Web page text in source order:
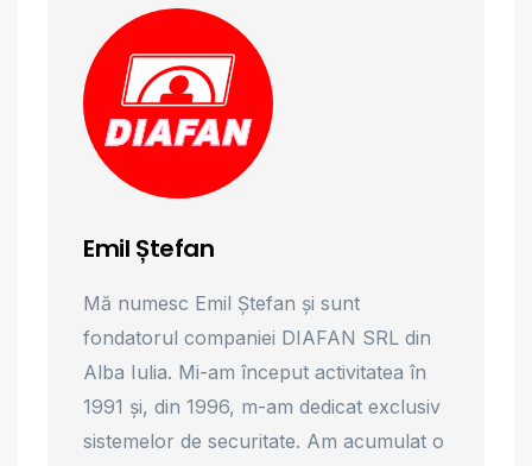
Emil Ștefan
Mă numesc Emil Ștefan și sunt
fondatorul companiei DIAFAN SRL din
Alba Iulia. Mi-am început activitatea în
1991 și, din 1996, m-am dedicat exclusiv
sistemelor de securitate. Am acumulat o